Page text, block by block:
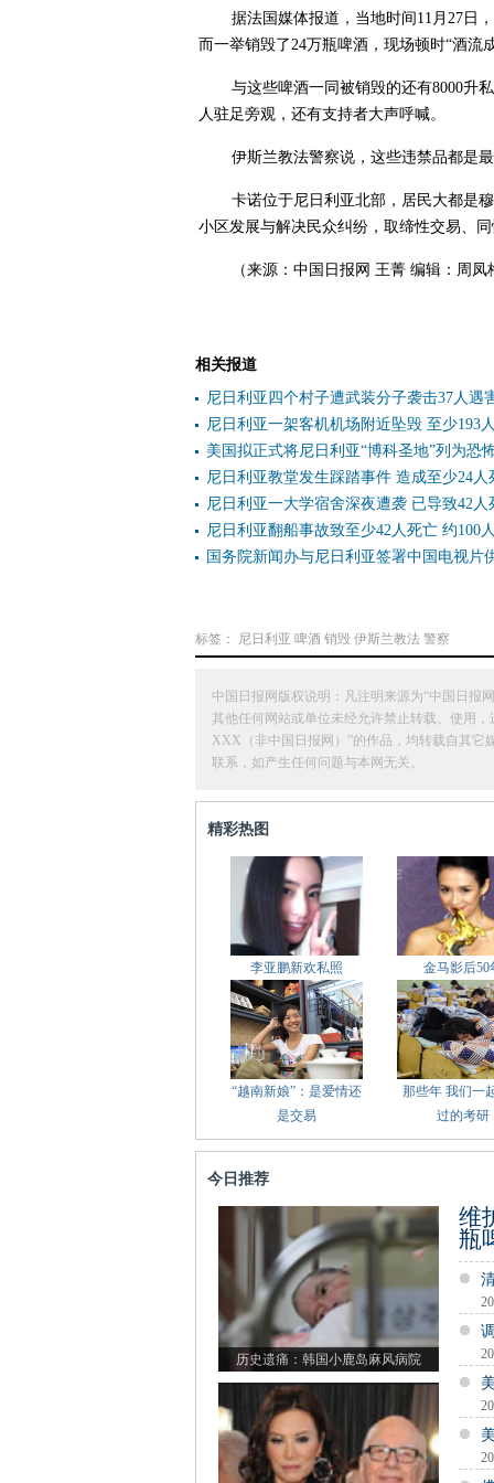
据法国媒体报道，当地时间11月27日
而一举销毁了24万瓶啤酒，现场顿时“酒流
与这些啤酒一同被销毁的还有8000升
人驻足旁观，还有支持者大声呼喊。
伊斯兰教法警察说，这些违禁品都是
卡诺位于尼日利亚北部，居民大都是
小区发展与解决民众纠纷，取缔性交易、
（来源：中国日报网 王菁 编辑：周凤
相关报道
尼日利亚四个村子遭武装分子袭击37人遇
尼日利亚一架客机机场附近坠毁 至少193
美国拟正式将尼日利亚“博科圣地”列为恐
尼日利亚教堂发生踩踏事件 造成至少24人
尼日利亚一大学宿舍深夜遭袭 已导致42人
尼日利亚翻船事故致至少42人死亡 约100
国务院新闻办与尼日利亚签署中国电视片
标签： 尼日利亚 啤酒 销毁 伊斯兰教法 警察
中国日报网版权说明：凡注明来源为“中国日报
其他任何网站或单位未经允许禁止转载、使用
XXX（非中国日报网）”的作品，均转载自其它
联系，如产生任何问题与本网无关。
精彩热图
李亚鹏新欢私照 金马影后50
“越南新娘”：是爱情还
是交易
那些年 我们一
过的考研
今日推荐
历史遗痛：韩国小鹿岛麻风病院
维
瓶